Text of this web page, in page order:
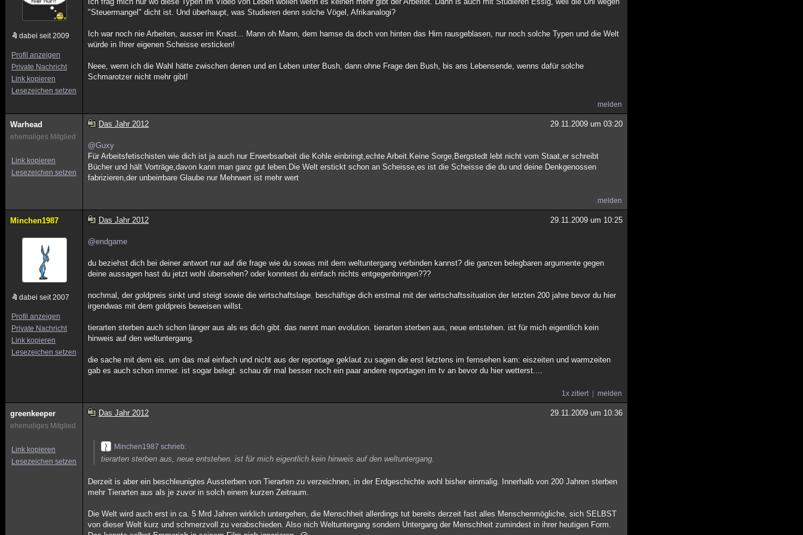
dabei seit 2009
Profil anzeigen
Private Nachricht
Link kopieren
Lesezeichen setzen
"Steuermangel" dicht ist. Und überhaupt, was Studieren denn solche Vögel, Afrikanalogi?
Ich war noch nie Arbeiten, ausser im Knast... Mann oh Mann, dem hamse da doch von hinten das Hirn rausgeblasen, nur noch solche Typen und die Welt
würde in Ihrer eigenen Scheisse ersticken!
Neee, wenn ich die Wahl hätte zwischen denen und en Leben unter Bush, dann ohne Frage den Bush, bis ans Lebensende, wenns dafür solche
Schmarotzer nicht mehr gibt!
melden
Warhead
ehemaliges Mitglied
Link kopieren
Lesezeichen setzen
Das Jahr 2012 29.11.2009 um 03:20
@Guxy
Für Arbeitsfetischisten wie dich ist ja auch nur Erwerbsarbeit die Kohle einbringt,echte Arbeit.Keine Sorge,Bergstedt lebt nicht vom Staat,er schreibt
Bücher und hält Vorträge,davon kann man ganz gut leben.Die Welt erstickt schon an Scheisse,es ist die Scheisse die du und deine Denkgenossen
fabrizieren,der unbeirrbare Glaube nur Mehrwert ist mehr wert
melden
Minchen1987
dabei seit 2007
Profil anzeigen
Private Nachricht
Link kopieren
Lesezeichen setzen
Das Jahr 2012 29.11.2009 um 10:25
@endgame
du beziehst dich bei deiner antwort nur auf die frage wie du sowas mit dem weltuntergang verbinden kannst? die ganzen belegbaren argumente gegen
deine aussagen hast du jetzt wohl übersehen? oder konntest du einfach nichts entgegenbringen???
nochmal, der goldpreis sinkt und steigt sowie die wirtschaftslage. beschäftige dich erstmal mit der wirtschaftssituation der letzten 200 jahre bevor du hier
irgendwas mit dem goldpreis beweisen willst.
tierarten sterben auch schon länger aus als es dich gibt. das nennt man evolution. tierarten sterben aus, neue entstehen. ist für mich eigentlich kein
hinweis auf den weltuntergang.
die sache mit dem eis. um das mal einfach und nicht aus der reportage geklaut zu sagen die erst letztens im fernsehen kam: eiszeiten und warmzeiten
gab es auch schon immer. ist sogar belegt. schau dir mal besser noch ein paar andere reportagen im tv an bevor du hier wetterst....
1x zitiert melden
greenkeeper
ehemaliges Mitglied
Link kopieren
Lesezeichen setzen
Das Jahr 2012 29.11.2009 um 10:36
Minchen1987 schrieb:
tierarten sterben aus, neue entstehen. ist für mich eigentlich kein hinweis auf den weltuntergang.
Derzeit is aber ein beschleunigtes Aussterben von Tierarten zu verzeichnen, in der Erdgeschichte wohl bisher einmalig. Innerhalb von 200 Jahren sterben
mehr Tierarten aus als je zuvor in solch einem kurzen Zeitraum.
Die Welt wird auch erst in ca. 5 Mrd Jahren wirklich untergehen, die Menschheit allerdings tut bereits derzeit fast alles Menschenmögliche, sich SELBST
von dieser Welt kurz und schmerzvoll zu verabschieden. Also nich Weltuntergang sondern Untergang der Menschheit zumindest in ihrer heutigen Form.